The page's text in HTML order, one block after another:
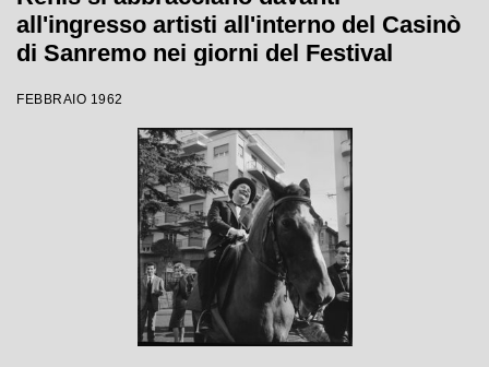
all'ingresso artisti all'interno del Casinò
di Sanremo nei giorni del Festival
FEBBRAIO 1962